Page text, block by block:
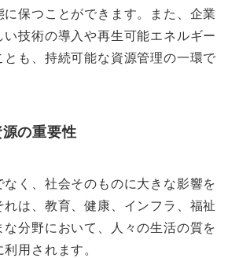
に保つことができます。また、企業
技術の導入や再生可能エネルギー
も、持続可能な資源管理の一環で
の重要性
なく、社会そのものに大きな影響を
は、教育、健康、インフラ、福祉
な分野において、人々の生活の質を
用されます。